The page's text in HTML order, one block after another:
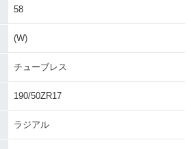
58
(W)
チューブレス
190/50ZR17
ラジアル